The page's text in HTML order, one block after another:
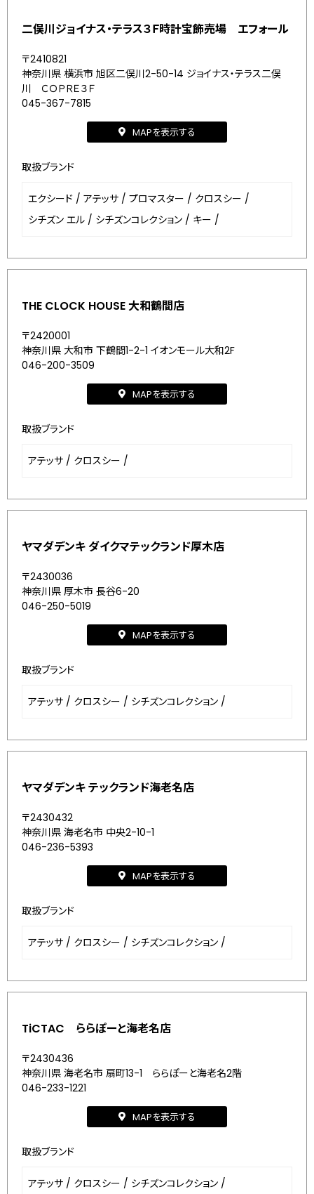
二俣川ジョイナス・テラス３Ｆ時計宝飾売場 エフォール
〒2410821
神奈川県 横浜市 旭区二俣川2-50-14 ジョイナス・テラス二俣
川 ＣＯＰＲＥ３Ｆ
045-367-7815
MAPを表示する
取扱ブランド
エクシード / アテッサ / プロマスター / クロスシー /
シチズン エル / シチズンコレクション / キー /
THE CLOCK HOUSE 大和鶴間店
〒2420001
神奈川県 大和市 下鶴間1-2-1 イオンモール大和2F
046-200-3509
MAPを表示する
取扱ブランド
アテッサ / クロスシー /
ヤマダデンキ ダイクマテックランド厚木店
〒2430036
神奈川県 厚木市 長谷6-20
046-250-5019
MAPを表示する
取扱ブランド
アテッサ / クロスシー / シチズンコレクション /
ヤマダデンキ テックランド海老名店
〒2430432
神奈川県 海老名市 中央2-10-1
046-236-5393
MAPを表示する
取扱ブランド
アテッサ / クロスシー / シチズンコレクション /
TiCTAC ららぽーと海老名店
〒2430436
神奈川県 海老名市 扇町13-1 ららぽーと海老名2階
046-233-1221
MAPを表示する
取扱ブランド
アテッサ / クロスシー / シチズンコレクション /